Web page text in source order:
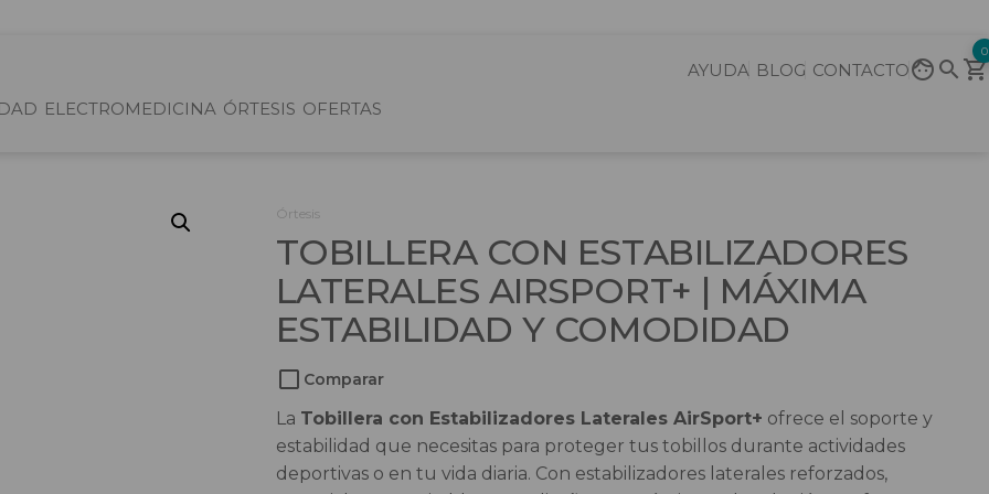
AYUDA BLOG CONTACTO
0
ELECTROMEDICINA ÓRTESIS OFERTAS
Órtesis
TOBILLERA CON ESTABILIZADORES
LATERALES AIRSPORT+ | MÁXIMA
ESTABILIDAD Y COMODIDAD
Comparar
La Tobillera con Estabilizadores Laterales AirSport+ ofrece el soporte y
estabilidad que necesitas para proteger tus tobillos durante actividades
deportivas o en tu vida diaria. Con estabilizadores laterales reforzados,